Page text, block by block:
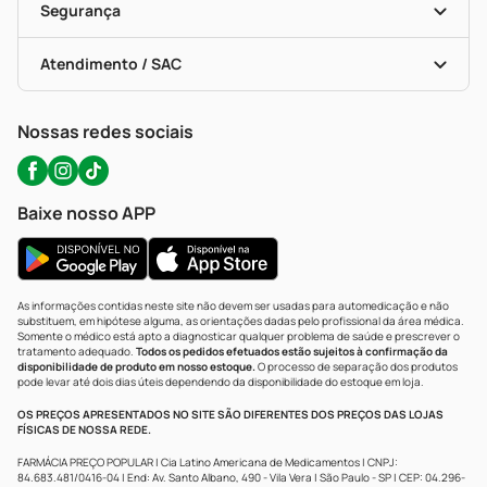
Formas De Pagamento
Troca E Devolução
Bulas De A A Z
Políticas De Marketplace
Serviços Farmacêuticos
Testes Rápidos
Autoteste Covid-19
Segurança
Certificado De Segurança
Portal Da Privacidade
Atendimento / SAC
WhatsApp (47) 9202-1687
Nossas redes sociais
Baixe nosso APP
As informações contidas neste site não devem ser usadas para automedicação e não
substituem, em hipótese alguma, as orientações dadas pelo profissional da área médica.
Somente o médico está apto a diagnosticar qualquer problema de saúde e prescrever o
tratamento adequado. Todos os pedidos efetuados estão sujeitos à confirmação da
disponibilidade de produto em nosso estoque.O processo de separação dos produtos
pode levar até dois dias úteis dependendo da disponibilidade do estoque em loja.
OS PREÇOS APRESENTADOS NO SITE SÃO DIFERENTES DOS PREÇOS DAS LOJAS
FÍSICAS DE NOSSA REDE.
FARMÁCIA PREÇO POPULAR | Cia Latino Americana de Medicamentos | CNPJ:
84.683.481/0416-04 | End: Av. Santo Albano, 490 - Vila Vera | São Paulo - SP | CEP: 04.296-